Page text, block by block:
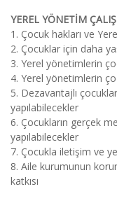
YEREL YÖNETİM
1. Çocuk hakları ve
2. Çocuklar için daha
3. Yerel yönetimlerin
4. Yerel yönetimlerin
5. Dezavantajlı
yapılabilecekler
6. Çocukların gerçek
yapılabilecekler
7. Çocukla iletişim ve
8. Aile kurumunun
katkısı